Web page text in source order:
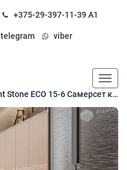
+375-29-397-11-39А1
telegram viber
Alpine Floor Light Stone ЕСО 15-6 Самерсет кварц-виниловый пол клеевой